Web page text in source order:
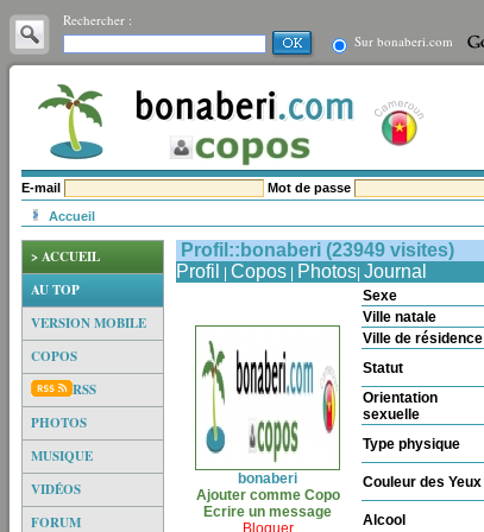
Rechercher :
Sur bonaberi.com
E-mail Mot de passe
Accueil
> ACCUEIL
AU TOP
VERSION MOBILE
COPOS
RSS
PHOTOS
MUSIQUE
VIDÉOS
FORUM
Profil::bonaberi (23949 visites)
Profil
Copos Photos Journal
bonaberi
Ajouter comme Copo
Ecrire un message
Bloquer
Sexe
Ville natale
Ville de résidence
Statut
Orientation
sexuelle
Type physique
Couleur des Yeux
Alcool